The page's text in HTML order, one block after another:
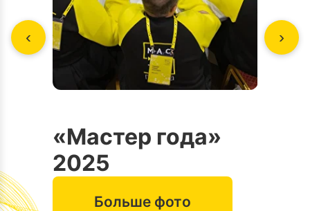
‹
«Мастер года»
2025
Больше фото
›